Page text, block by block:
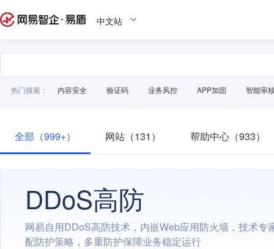
中文站
热门搜索： 内容安全 验证码 业务风控 APP加固 智能审
全部（999+） 网站（131） 帮助中心（933）
DDoS高防
网易自用DDoS高防技术，内嵌Web应用防火墙，技术专
配防护策略，多重防护保障业务稳定运行